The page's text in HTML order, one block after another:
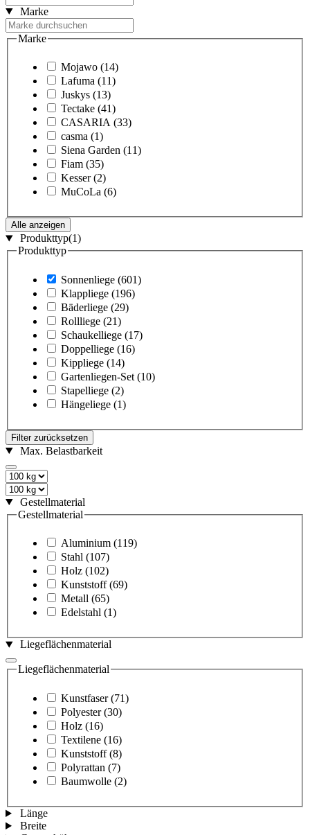
Marke
Marke
Mojawo (14)
Lafuma (11)
Juskys (13)
Tectake (41)
CASARIA (33)
casma (1)
Siena Garden (11)
Fiam (35)
Kesser (2)
MuCoLa (6)
Alle anzeigen
Produkttyp(1)
Produkttyp
Sonnenliege (601)
Klappliege (196)
Bäderliege (29)
Rollliege (21)
Schaukelliege (17)
Doppelliege (16)
Kippliege (14)
Gartenliegen-Set (10)
Stapelliege (2)
Hängeliege (1)
Filter zurücksetzen
Max. Belastbarkeit
Gestellmaterial
Gestellmaterial
Aluminium (119)
Stahl (107)
Holz (102)
Kunststoff (69)
Metall (65)
Edelstahl (1)
Liegeflächenmaterial
Liegeflächenmaterial
Kunstfaser (71)
Polyester (30)
Holz (16)
Textilene (16)
Kunststoff (8)
Polyrattan (7)
Baumwolle (2)
Länge
Breite